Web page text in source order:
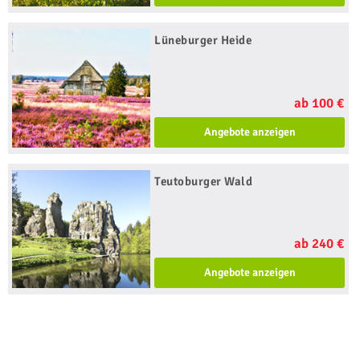
Lüneburger Heide
ab 100 €
Angebote anzeigen
Teutoburger Wald
ab 240 €
Angebote anzeigen